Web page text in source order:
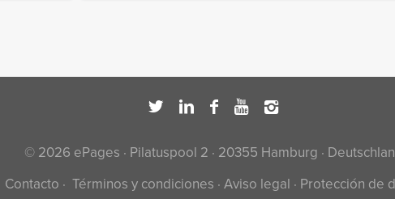
© 2026 ePages · Pilatuspool 2 · 20355 Hamburg ·
Contacto · Términos y condiciones · Aviso legal · Protección de